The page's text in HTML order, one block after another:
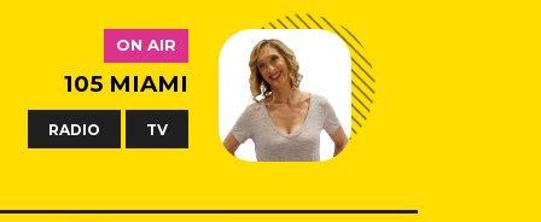
ON AIR
105 MIAMI
RADIO TV